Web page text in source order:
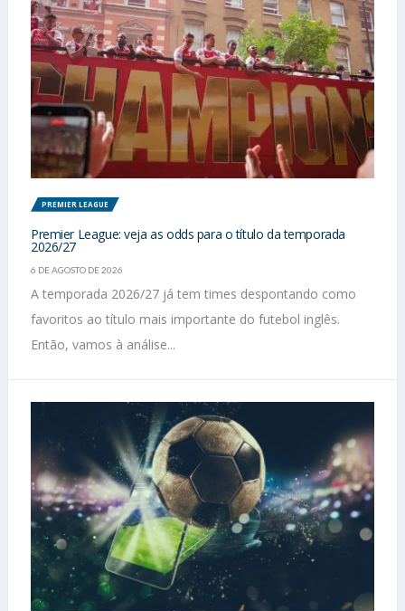
PREMIER LEAGUE
Premier League: veja as odds para o título da temporada
2026/27
6 DE AGOSTO DE 2026
A temporada 2026/27 já tem times despontando como
favoritos ao título mais importante do futebol inglês.
Então, vamos à análise...